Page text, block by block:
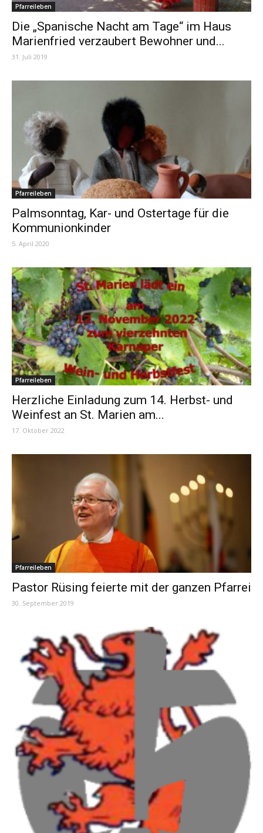
Pfarreileben
Die „Spanische Nacht am Tage“ im Haus
Marienfried verzaubert Bewohner und...
31. Juli 2019
Pfarreileben
Palmsonntag, Kar- und Ostertage für die
Kommunionkinder
5. April 2020
Pfarreileben
Herzliche Einladung zum 14. Herbst- und
Weinfest an St. Marien am...
17. Oktober 2022
Pfarreileben
Pastor Rüsing feierte mit der ganzen Pfarrei
30. September 2019